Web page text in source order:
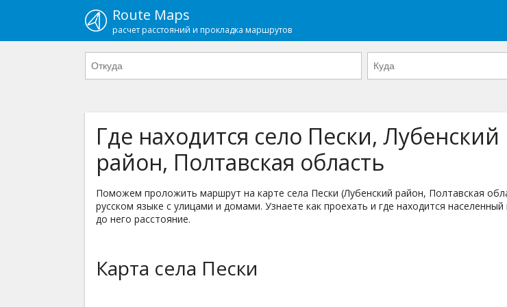
Route Maps
расчет расстояний и прокладка маршрутов
Где находится село Пески, Лубенский
район, Полтавская область
Поможем проложить маршрут на карте села Пески (Лубенский район, Полтавская
русском языке с улицами и домами. Узнаете как проехать и где находится населенный
до него расстояние.
Карта села Пески